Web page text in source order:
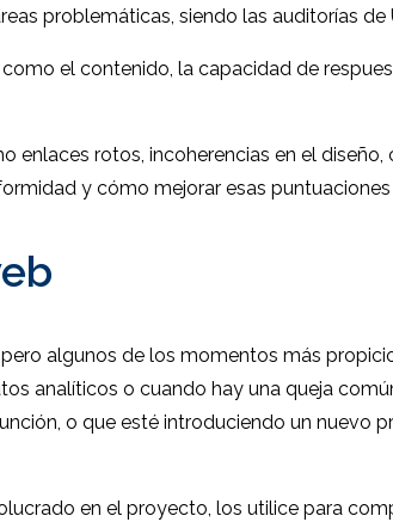
problemáticas, siendo las auditorías de
el contenido, la capacidad de
enlaces rotos, incoherencias en el
y cómo mejorar esas puntuaciones
algunos de los momentos más
analíticos o cuando hay una queja
o que esté introduciendo un nuevo
en el proyecto, los utilice para